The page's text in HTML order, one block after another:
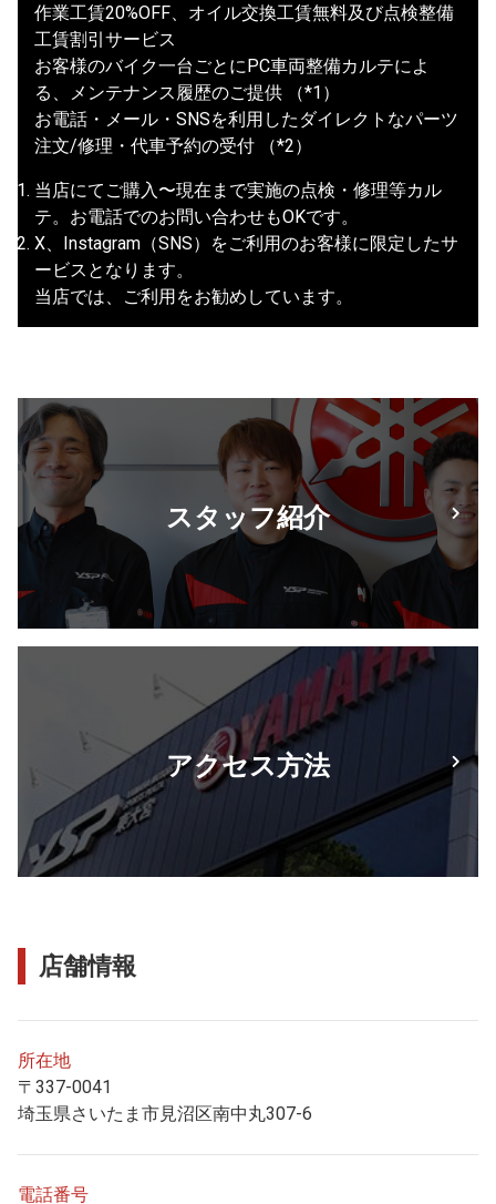
作業工賃20%OFF、オイル交換工賃無料及び点検整備
工賃割引サービス
お客様のバイク一台ごとにPC車両整備カルテによ
る、メンテナンス履歴のご提供 （*1）
お電話・メール・SNSを利用したダイレクトなパーツ
注文/修理・代車予約の受付 （*2）
当店にてご購入〜現在まで実施の点検・修理等カル
テ。お電話でのお問い合わせもOKです。
X、Instagram（SNS）をご利用のお客様に限定したサ
ービスとなります。
当店では、ご利用をお勧めしています。
スタッフ紹介
アクセス方法
店舗情報
所在地
〒337-0041
埼玉県さいたま市見沼区南中丸307-6
電話番号